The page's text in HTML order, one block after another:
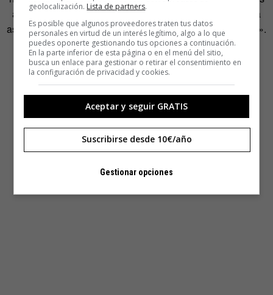
ante las posiciones de los científicos cuando se refieren a
asuntos tan importantes como el futuro agrícola del mundo».
geolocalización. Lista de partners.
Es posible que algunos proveedores traten tus datos
personales en virtud de un interés legítimo, algo a lo que
puedes oponerte gestionando tus opciones a continuación.
En la parte inferior de esta página o en el menú del sitio,
busca un enlace para gestionar o retirar el consentimiento en
la configuración de privacidad y cookies.
Aceptar y seguir GRATIS
Suscribirse desde 10€/año
Gestionar opciones